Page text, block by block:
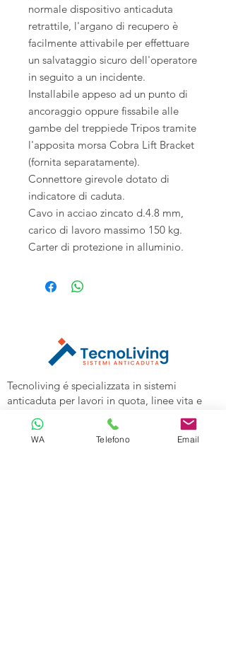
normale dispositivo anticaduta
retrattile, l'argano di recupero è
facilmente attivabile per effettuare
un salvataggio sicuro dell'operatore
in seguito a un incidente.
Installabile appeso ad un punto di
ancoraggio oppure fissabile alle
gambe del treppiede Tripos tramite
l'apposita morsa Cobra Lift Bracket
(fornita separatamente).
Connettore girevole dotato di
indicatore di caduta.
Cavo in acciao zincato d.4.8 mm,
carico di lavoro massimo 150 kg.
Carter di protezione in alluminio.
Tecnoliving é specializzata in sistemi
anticaduta per lavori in quota, linee vita e
spazi confinati, vendita DPI e corsi di
formazione alle aziende.
Tecnoliving Shop Online è l'Ecommerce su
WA Telefono Email